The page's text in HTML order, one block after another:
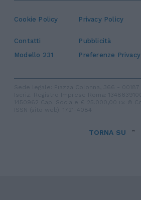
Cookie Policy Privacy Policy
Contatti Pubblicità
Modello 231
Preferenze Privacy
TORNA SU